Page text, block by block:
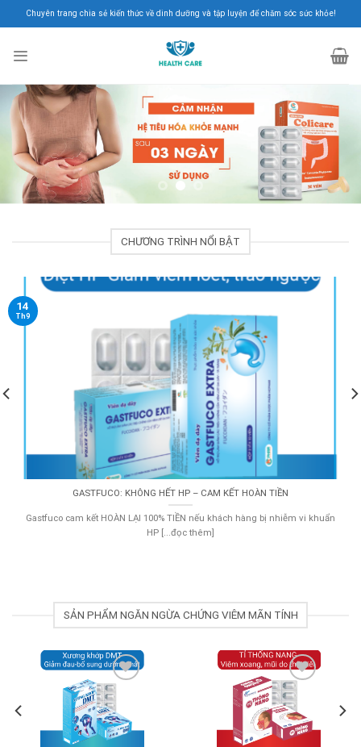
to
Chuyên trang chia sẻ kiến thức về dinh dưỡng và tập luyện để chăm sóc sức khỏe!
CHƯƠNG TRÌNH NỔI BẬT
GASTFUCO: KHÔNG HẾT HP – CAM KẾT HOÀN TIỀN
Gastfuco cam kết HOÀN LẠI 100% TIỀN nếu khách hàng bị nhiễm vi khuẩn
HP [...đọc thêm]
14
Th9
SẢN PHẨM NGĂN NGỪA CHỨNG VIÊM MÃN TÍNH
Add to
Wishlist
Add to
Wishlist